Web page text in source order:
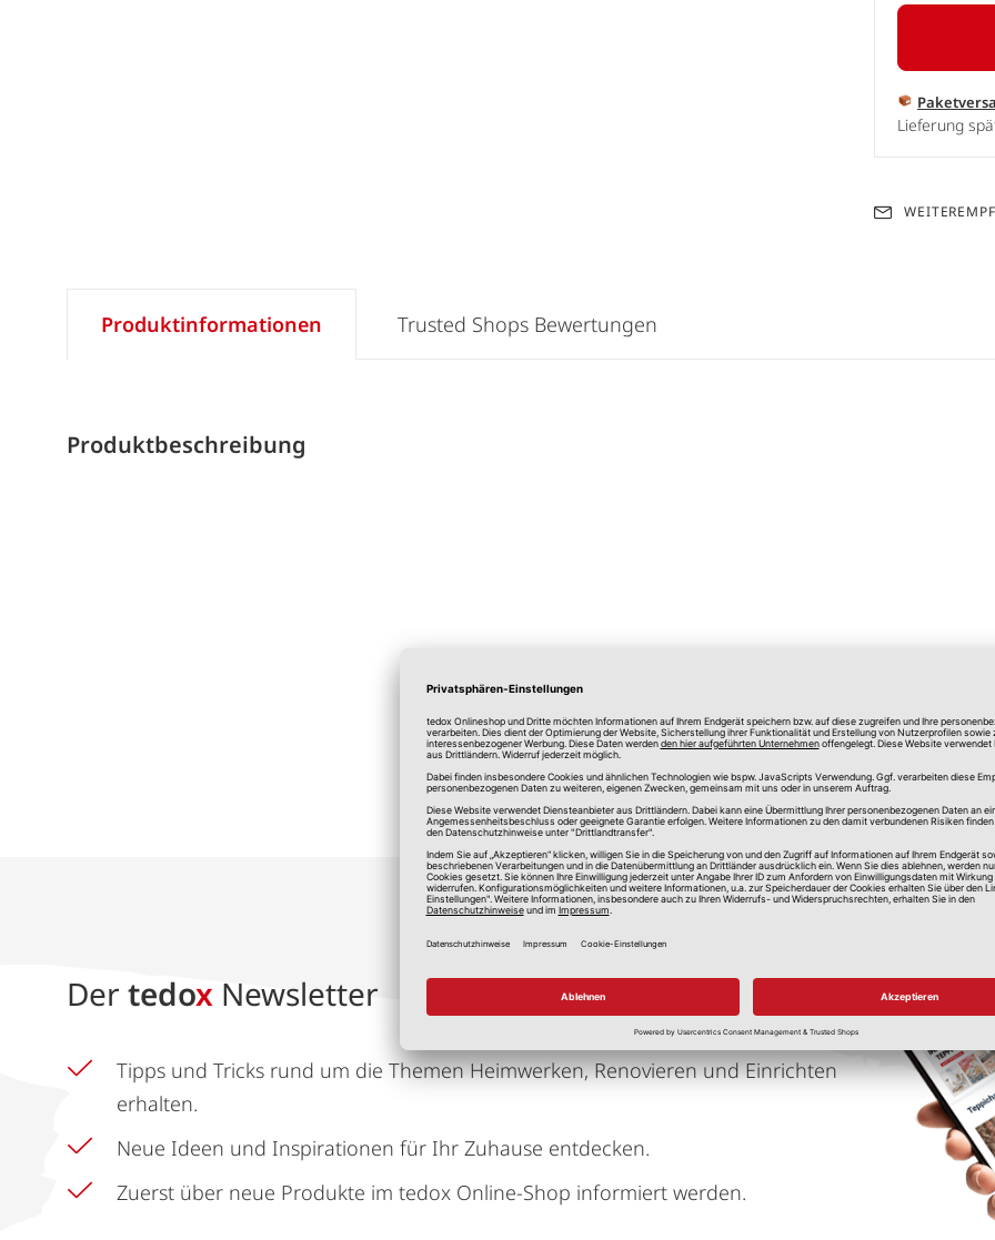
Lieferung
Produktinformationen
Produktbeschreibung
Trusted Shops Bewertungen
*Alle Preise in Euro, inkl. gesetzlicher Mehrwertsteuer, zzgl.
Der tedox Newsletter
Tipps und Tricks rund um die Themen Heimwerken, Renovieren und Einrichten
erhalten.
Neue Ideen und Inspirationen für Ihr Zuhause entdecken.
Zuerst über neue Produkte im tedox Online-Shop informiert werden.